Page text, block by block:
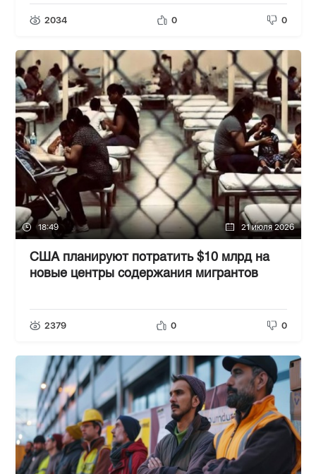
2034 0 0
18:49 21 июля 2026
США планируют потратить $10 млрд на
новые центры содержания мигрантов
2379 0 0